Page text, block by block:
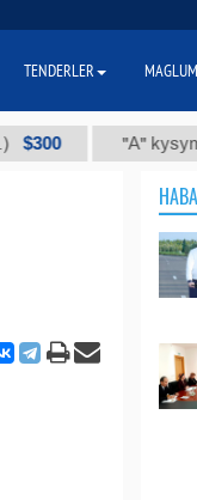
"А" kysymly
TENDERLER